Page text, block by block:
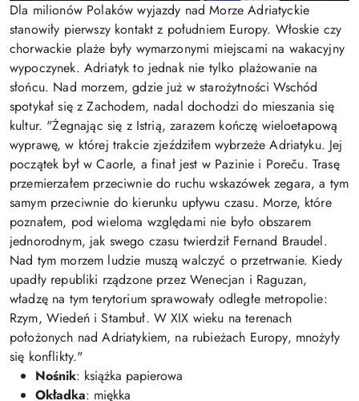
Dla milionów Polaków wyjazdy nad Morze Adriatyckie
stanowiły pierwszy kontakt z południem Europy. Włoskie czy
chorwackie plaże były wymarzonymi miejscami na wakacyjny
wypoczynek. Adriatyk to jednak nie tylko plażowanie na
słońcu. Nad morzem, gdzie już w starożytności Wschód
spotykał się z Zachodem, nadal dochodzi do mieszania się
kultur. "Żegnając się z Istrią, zarazem kończę wieloetapową
wyprawę, w której trakcie zjeździłem wybrzeże Adriatyku. Jej
początek był w Caorle, a finał jest w Pazinie i Poreču. Trasę
przemierzałem przeciwnie do ruchu wskazówek zegara, a tym
samym przeciwnie do kierunku upływu czasu. Morze, które
poznałem, pod wieloma względami nie było obszarem
jednorodnym, jak swego czasu twierdził Fernand Braudel.
Nad tym morzem ludzie muszą walczyć o przetrwanie. Kiedy
upadły republiki rządzone przez Wenecjan i Raguzan,
władzę na tym terytorium sprawowały odległe metropolie:
Rzym, Wiedeń i Stambuł. W XIX wieku na terenach
położonych nad Adriatykiem, na rubieżach Europy, mnożyły
się konflikty."
Nośnik: książka papierowa
Okładka: miękka